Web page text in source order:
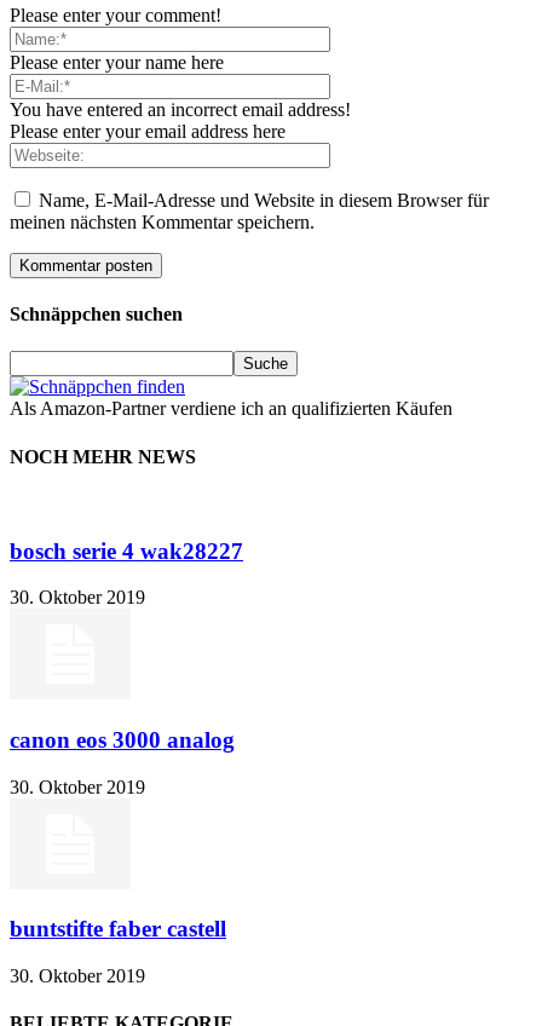
Please enter your comment!
Please enter your name here
You have entered an incorrect email address!
Please enter your email address here
Name, E-Mail-Adresse und Website in diesem Browser für
meinen nächsten Kommentar speichern.
Schnäppchen suchen
Als Amazon-Partner verdiene ich an qualifizierten Käufen
NOCH MEHR NEWS
bosch serie 4 wak28227
30. Oktober 2019
canon eos 3000 analog
30. Oktober 2019
buntstifte faber castell
30. Oktober 2019